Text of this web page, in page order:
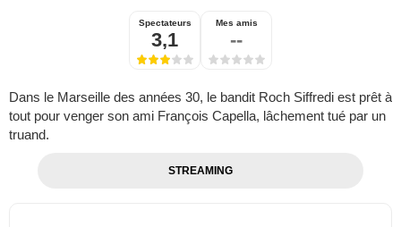
Spectateurs
3,1
Mes amis
--
Dans le Marseille des années 30, le bandit Roch Siffredi est prêt à
tout pour venger son ami François Capella, lâchement tué par un
truand.
STREAMING